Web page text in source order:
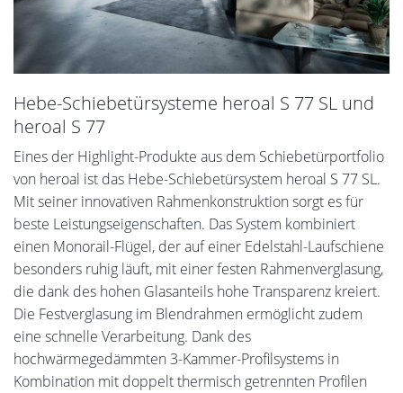
Hebe-Schiebetürsysteme heroal S 77 SL und
heroal S 77
Eines der Highlight-Produkte aus dem Schiebetürportfolio
von heroal ist das Hebe-Schiebetürsystem heroal S 77 SL.
Mit seiner innovativen Rahmenkonstruktion sorgt es für
beste Leistungseigenschaften. Das System kombiniert
einen Monorail-Flügel, der auf einer Edelstahl-Laufschiene
besonders ruhig läuft, mit einer festen Rahmenverglasung,
die dank des hohen Glasanteils hohe Transparenz kreiert.
Die Festverglasung im Blendrahmen ermöglicht zudem
eine schnelle Verarbeitung. Dank des
hochwärmegedämmten 3-Kammer-Profilsystems in
Kombination mit doppelt thermisch getrennten Profilen